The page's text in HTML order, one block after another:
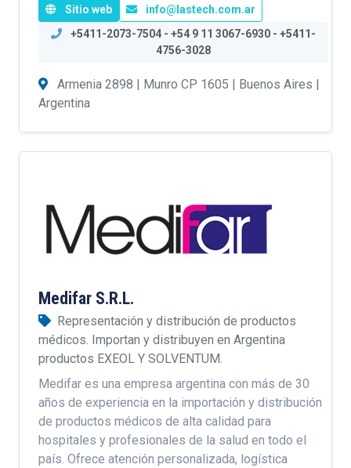
Sitio web
info@lastech.com.ar
+5411-2073-7504 - +54 9 11 3067-6930 - +5411-
4756-3028
Armenia 2898 | Munro CP 1605 | Buenos Aires |
Argentina
Medifar S.R.L.
Representación y distribución de productos
médicos. Importan y distribuyen en Argentina
productos EXEOL Y SOLVENTUM.
Medifar es una empresa argentina con más de 30
años de experiencia en la importación y distribución
de productos médicos de alta calidad para
hospitales y profesionales de la salud en todo el
país. Ofrece atención personalizada, logística